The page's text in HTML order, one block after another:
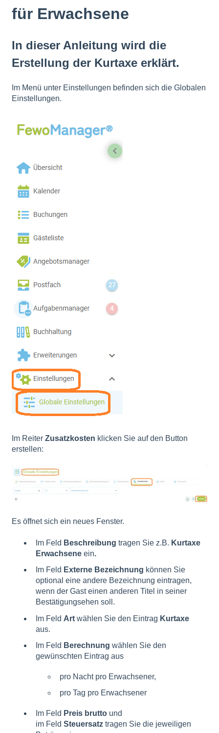
für Erwachsene
In dieser Anleitung wird die
Erstellung der Kurtaxe erklärt.
Im Menü unter Einstellungen befinden sich die Globalen
Einstellungen.
Im Reiter Zusatzkosten klicken Sie auf den Button
erstellen:
Es öffnet sich ein neues Fenster.
Im Feld Beschreibung tragen Sie z.B. Kurtaxe
Erwachsene ein.
Im Feld Externe Bezeichnung können Sie
optional eine andere Bezeichnung eintragen,
wenn der Gast einen anderen Titel in seiner
Bestätigungsehen soll.
Im Feld Art wählen Sie den Eintrag Kurtaxe
aus.
Im Feld Berechnung wählen Sie den
gewünschten Eintrag aus
pro Nacht pro Erwachsener,
pro Tag pro Erwachsener
Im Feld Preis brutto und
im Feld Steuersatz tragen Sie die jeweiligen